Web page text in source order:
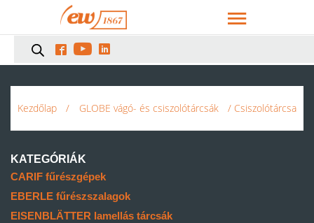
  
Kezdőlap / GLOBE vágó- és csiszolótárcsák / Csiszolótárcsa
KATEGÓRIÁK
CARIF fűrészgépek
EBERLE fűrészszalagok
EISENBLÄTTER lamellás tárcsák